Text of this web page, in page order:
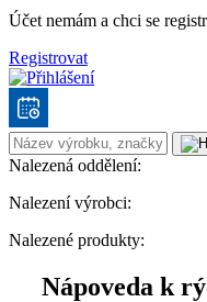
Účet nemám a chci se
Registrovat
Nalezená oddělení:
Nalezení výrobci:
Nalezené produkty:
Nápoveda k